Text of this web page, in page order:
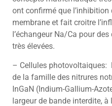
ont confirmé que
membrane et fait croitre
l’échangeur Na/Ca pour
très élevées.
– Cellules photovoltaiques:
de la famille des nitrures
InGaN (Indium-Gallium-
largeur de bande interdite, à